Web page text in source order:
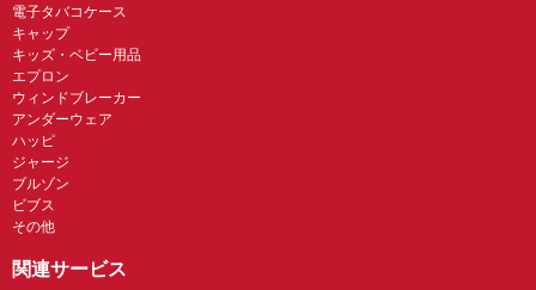
電子タバコケース
キャップ
キッズ・ベビー用品
エプロン
ウィンドブレーカー
アンダーウェア
ハッピ
ジャージ
ブルゾン
ビブス
その他
関連サービス